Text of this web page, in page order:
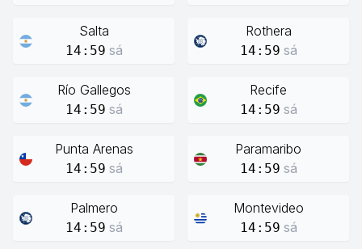
Salta
14:59 sá
Rothera
14:59 sá
Río Gallegos
14:59 sá
Recife
14:59 sá
Punta Arenas
14:59 sá
Paramaribo
14:59 sá
Palmero
14:59 sá
Montevideo
14:59 sá